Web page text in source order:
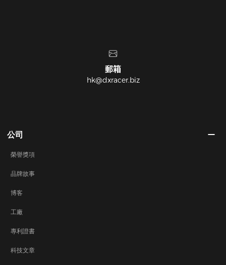
客服電話
400-990-5033
公司
榮譽獎項
品牌故事
博客
工廠
專利證書
科技文章